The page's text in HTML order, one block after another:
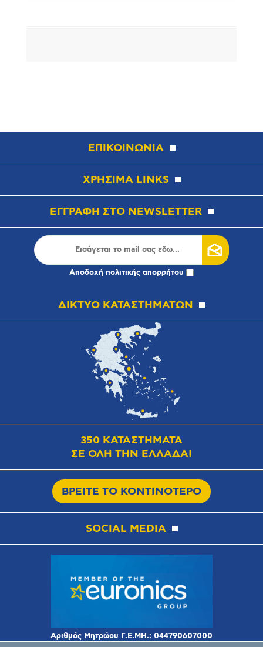
ΕΠΙΚΟΙΝΩΝΙΑ
ΧΡΗΣΙΜΑ LINKS
ΕΓΓΡΑΦΗ ΣΤΟ NEWSLETTER
Αποδοχή πολιτικής απορρήτου
ΔΙΚΤΥΟ ΚΑΤΑΣΤΗΜΑΤΩΝ
350 ΚΑΤΑΣΤΗΜΑΤΑ
ΣΕ ΟΛΗ ΤΗΝ ΕΛΛΑΔΑ!
ΒΡΕΙΤΕ ΤΟ ΚΟΝΤΙΝΟΤΕΡΟ
SOCIAL MEDIA